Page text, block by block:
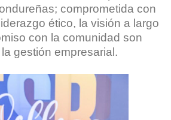
comprometida con
ético, la visión a largo
con la comunidad son
gestión empresarial.